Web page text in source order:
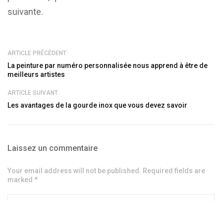
suivante.
ARTICLE PRÉCÉDENT
La peinture par numéro personnalisée nous apprend à être de
meilleurs artistes
ARTICLE SUIVANT
Les avantages de la gourde inox que vous devez savoir
Laissez un commentaire
Your email address will not be published. Required fields are
marked *